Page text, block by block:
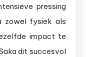
pressing
zowel fysiek als
impact te
dit succesvol